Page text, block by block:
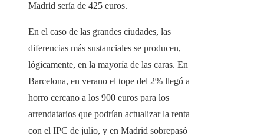
Madrid sería de 425 euros.
En el caso de las grandes ciudades, las
diferencias más sustanciales se producen,
lógicamente, en la mayoría de las caras. En
Barcelona, ​​en verano el tope del 2% llegó a
horro cercano a los 900 euros para los
arrendatarios que podrían actualizar la renta
con el IPC de julio, y en Madrid sobrepasó